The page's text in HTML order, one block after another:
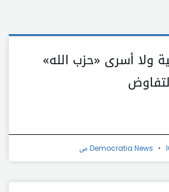
ولا أسرى «حزب الله»
Democratia News